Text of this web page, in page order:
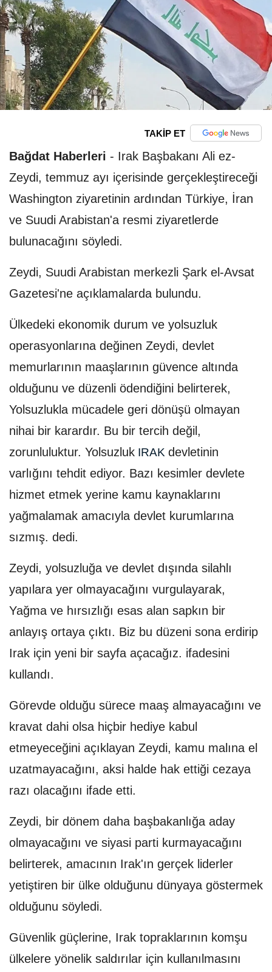
TAKİP ET
Bağdat Haberleri - Irak Başbakanı Ali ez-
Zeydi, temmuz ayı içerisinde gerçekleştireceği
Washington ziyaretinin ardından Türkiye, İran
ve Suudi Arabistan'a resmi ziyaretlerde
bulunacağını söyledi.
Zeydi, Suudi Arabistan merkezli Şark el-Avsat
Gazetesi'ne açıklamalarda bulundu.
Ülkedeki ekonomik durum ve yolsuzluk
operasyonlarına değinen Zeydi, devlet
memurlarının maaşlarının güvence altında
olduğunu ve düzenli ödendiğini belirterek,
Yolsuzlukla mücadele geri dönüşü olmayan
nihai bir karardır. Bu bir tercih değil,
zorunluluktur. Yolsuzluk IRAK devletinin
varlığını tehdit ediyor. Bazı kesimler devlete
hizmet etmek yerine kamu kaynaklarını
yağmalamak amacıyla devlet kurumlarına
sızmış. dedi.
Zeydi, yolsuzluğa ve devlet dışında silahlı
yapılara yer olmayacağını vurgulayarak,
Yağma ve hırsızlığı esas alan sapkın bir
anlayış ortaya çıktı. Biz bu düzeni sona erdirip
Irak için yeni bir sayfa açacağız. ifadesini
kullandı.
Görevde olduğu sürece maaş almayacağını ve
kravat dahi olsa hiçbir hediye kabul
etmeyeceğini açıklayan Zeydi, kamu malına el
uzatmayacağını, aksi halde hak ettiği cezaya
razı olacağını ifade etti.
Zeydi, bir dönem daha başbakanlığa aday
olmayacağını ve siyasi parti kurmayacağını
belirterek, amacının Irak'ın gerçek liderler
yetiştiren bir ülke olduğunu dünyaya göstermek
olduğunu söyledi.
Güvenlik güçlerine, Irak topraklarının komşu
ülkelere yönelik saldırılar için kullanılmasını